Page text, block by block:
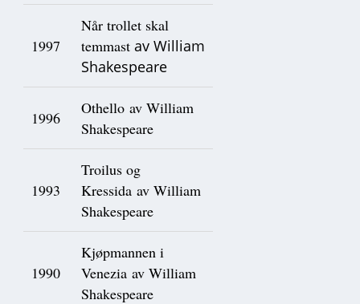
1997
Når trollet skal
temmast av William
Shakespeare
1996
Othello av William
Shakespeare
1993
Troilus og
Kressida av William
Shakespeare
1990
Kjøpmannen i
Venezia av William
Shakespeare